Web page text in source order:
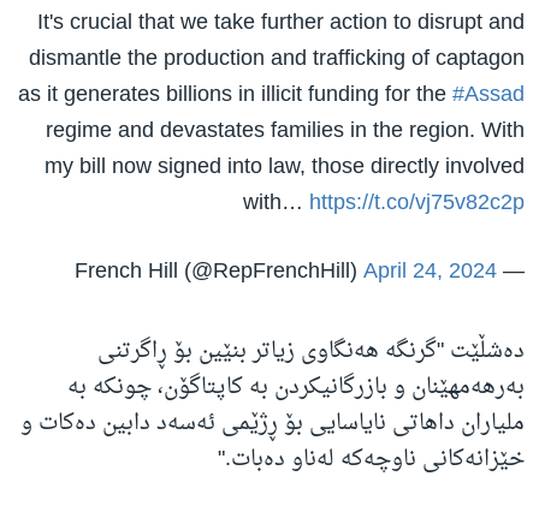
It's crucial that we take further action to disrupt and
dismantle the production and trafficking of captagon
as it generates billions in illicit funding for the#Assad
regime and devastates families in the region. With
my bill now signed into law, those directly involved
with… https://t.co/vj75v82c2p
— French Hill (@RepFrenchHill)
April 24, 2024
دەشڵێت "گرنگە هەنگاوی زیاتر بنێین بۆ ڕاگرتنی
بەرهەمهێنان و بازرگانیکردن بە کاپتاگۆن، چونکە بە
ملیاران داهاتی نایاسایی بۆ ڕژێمی ئەسەد دابین دەکات و
خێزانەکانی ناوچەکە لەناو دەبات."